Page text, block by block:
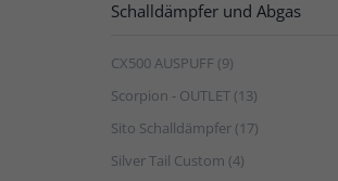
Schalldämpfer und Abgas
CX500 AUSPUFF (9)
Scorpion - OUTLET (13)
Sito Schalldämpfer (17)
Silver Tail Custom (4)